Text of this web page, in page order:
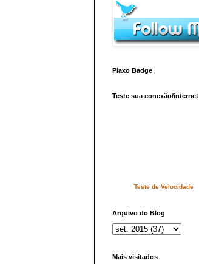
Plaxo Badge
Teste sua conexão/internet
Teste de Velocidade
Arquivo do Blog
Mais visitados